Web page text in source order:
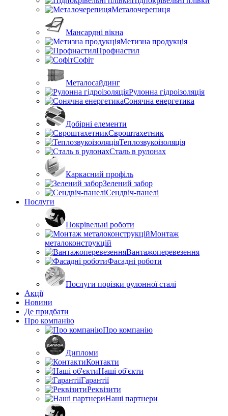
Металочерепиця
Мансардні вікна
Метизна продукція
Профнастил
Софіт
Металосайдинг
Рулонна гідроізоляція
Сонячна енергетика
Добірні елементи
Євроштахетник
Теплозвукоізоляція
Сталь в рулонах
Каркасний профіль
Зелений забор
Сендвіч-панелі
Послуги
Покрівельні роботи
Монтаж
металоконструкцій
Вантажоперевезення
Фасадні роботи
Послуги порізки рулонної сталі
Акції
Новини
Де придбати
Про компанію
Про компанію
Дипломи
Контакти
Наші об'єкти
Гарантії
Реквізити
Наші партнери